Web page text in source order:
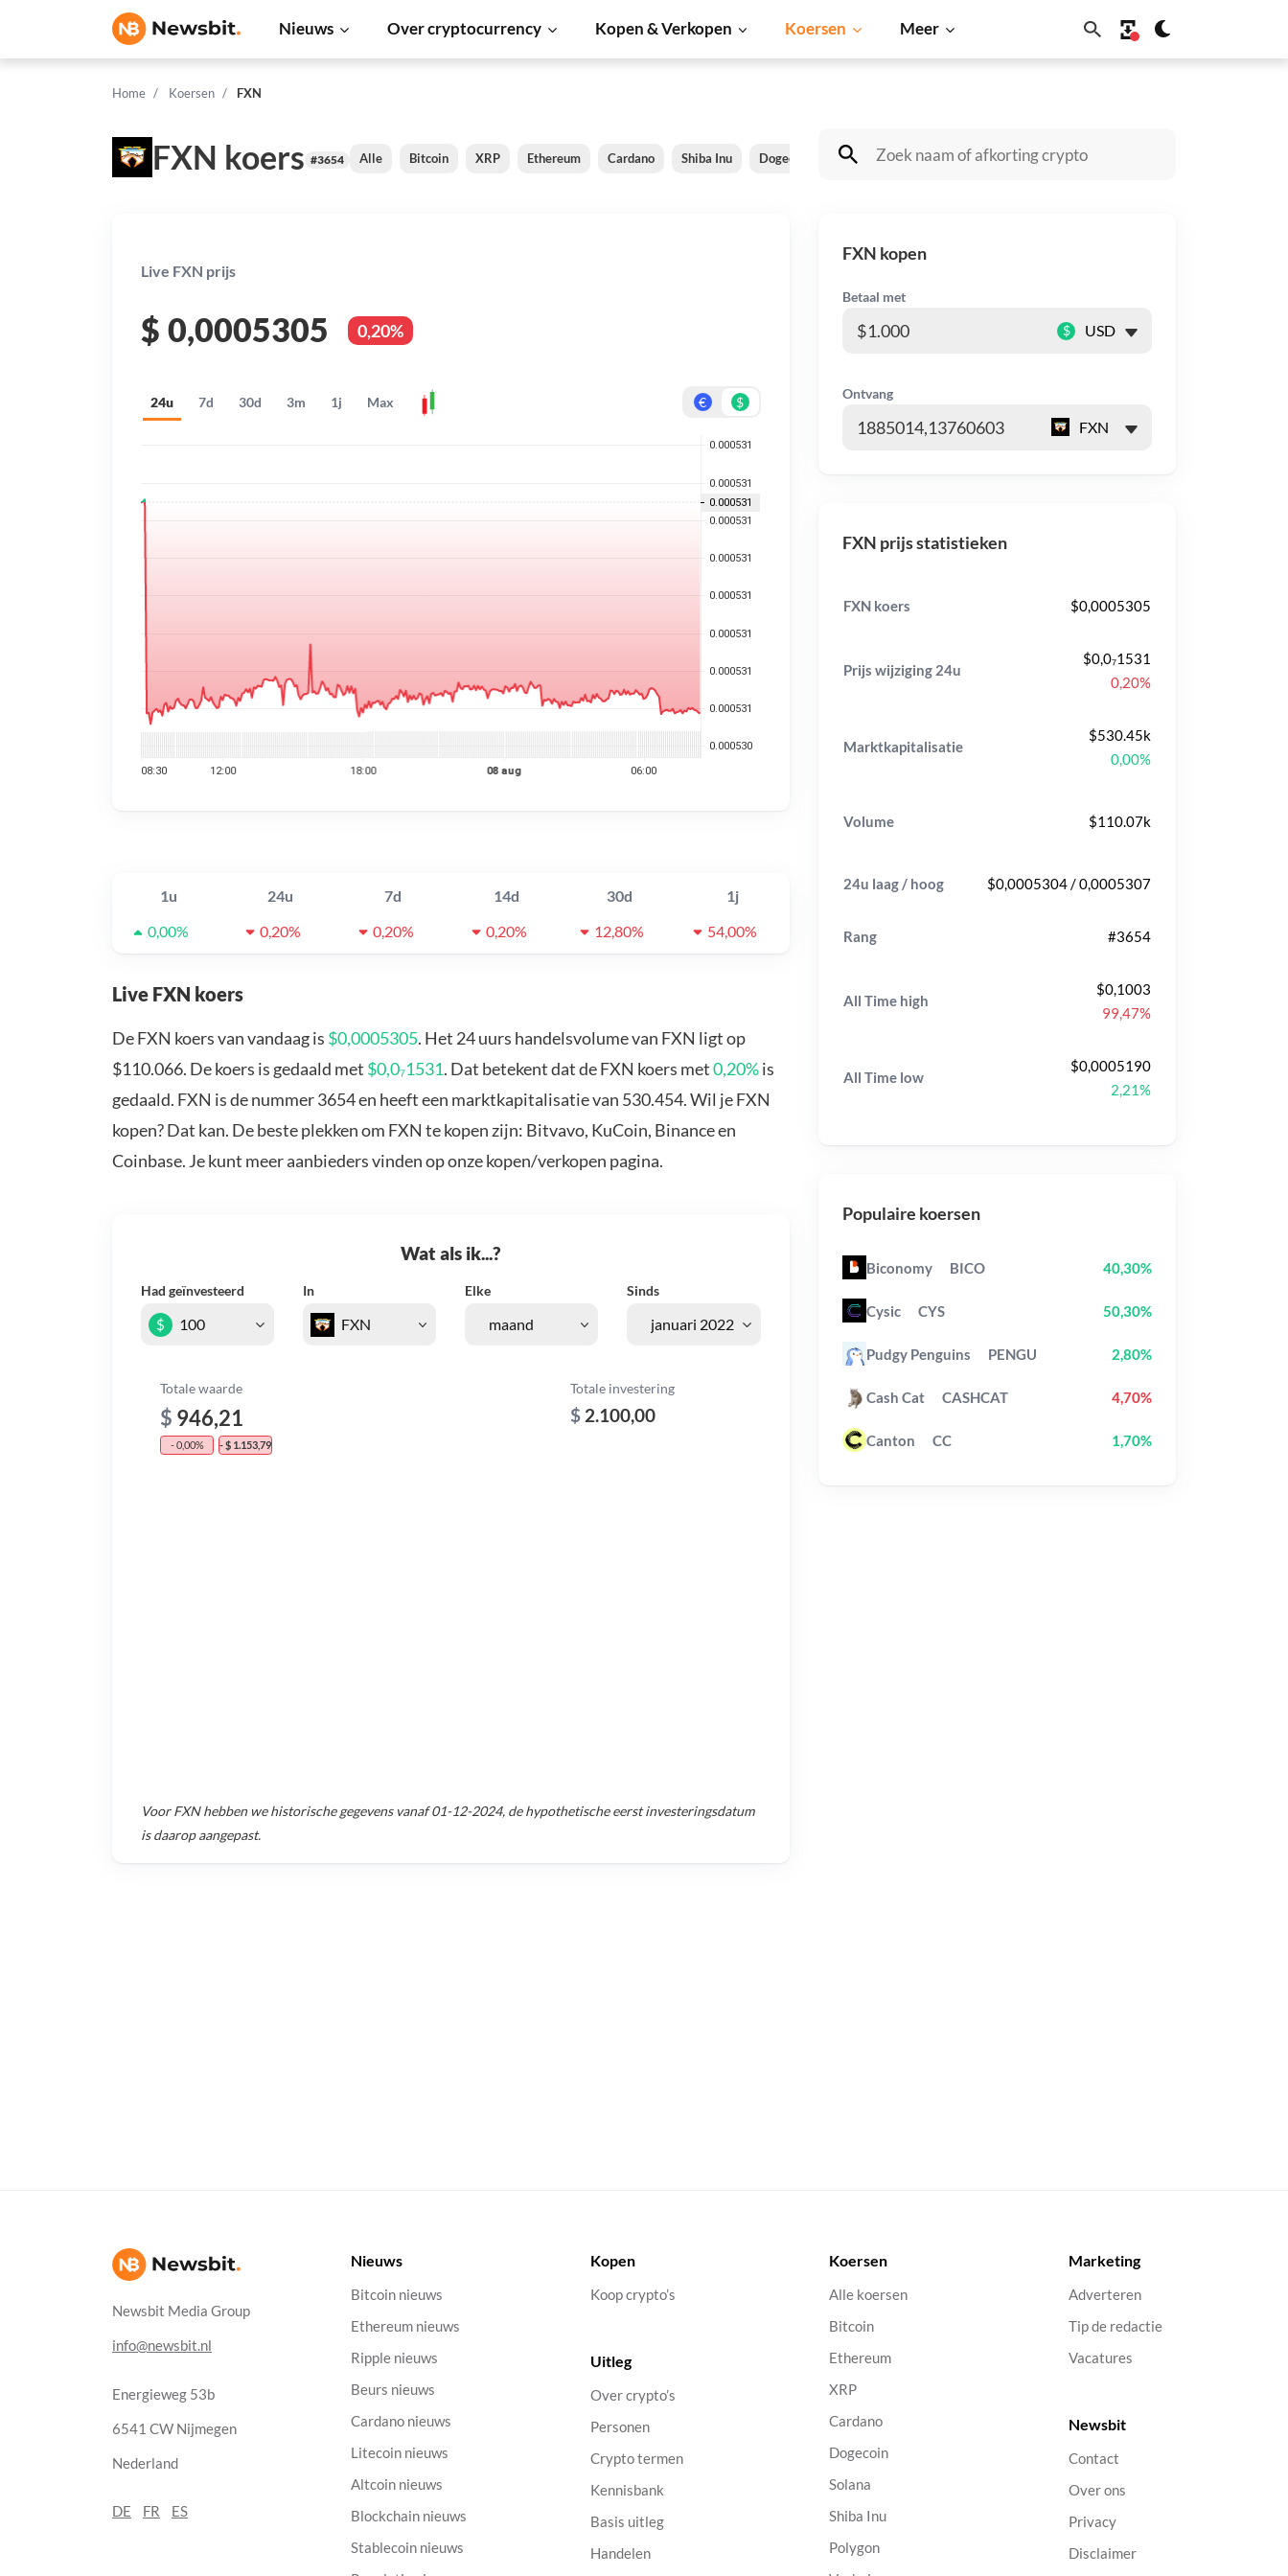
Nieuws Over cryptocurrency Kopen & Verkopen Koersen Meer
Home Koersen FXN
FXN koers #3654 Alle Bitcoin XRP Ethereum Cardano Shiba Inu Dogecoin Solana BNB
Live FXN prijs
$ 0,0005305 0,20%
24u 7d 30d 3m 1j Max € $
1u 24u 7d 14d 30d
1j
0,00%
0,20% 0,20% 0,20% 12,80% 54,00%
Live FXN koers
De FXN koers van vandaag is $0,0005305. Het 24 uurs handelsvolume van FXN ligt op
$110.066. De koers is gedaald met $0,0₇1531. Dat betekent dat de FXN koers met0,20%is
gedaald. FXN is de nummer 3654 en heeft een marktkapitalisatie van 530.454. Wil je FXN
kopen? Dat kan. De beste plekken om FXN te kopen zijn: Bitvavo, KuCoin, Binance en
Coinbase. Je kunt meer aanbieders vinden op onze kopen/verkopen pagina.
Wat als ik...?
Had geïnvesteerd In Elke Sinds
$
Totale waarde
$ 946,21
- 0,00% - $ 1.153,79
Totale investering
$ 2.100,00
VoorFXNhebben we historische gegevens vanaf01-12-2024, de hypothetische eerst investeringsdatum
is daarop aangepast.
FXN kopen
Betaal met
$
Ontvang
FXN prijs statistieken
FXN koers $0,0005305
Prijs wijziging 24u
$0,0₇1531
0,20%
Marktkapitalisatie
$530.45k
0,00%
Volume $110.07k
24u laag / hoog $0,0005304 / 0,0005307
Rang #3654
All Time high
$0,1003
99,47%
All Time low
$0,0005190
2,21%
Populaire koersen
Biconomy BICO 40,30%
Cysic CYS 50,30%
Pudgy Penguins PENGU 2,80%
Cash Cat CASHCAT 4,70%
Canton CC 1,70%
Newsbit Media Group
info@newsbit.nl
Energieweg 53b
6541 CW Nijmegen
Nederland
DE FR ES
Nieuws
Bitcoin nieuws
Ethereum nieuws
Ripple nieuws
Beurs nieuws
Cardano nieuws
Litecoin nieuws
Altcoin nieuws
Blockchain nieuws
Stablecoin nieuws
Kopen
Koop crypto’s
Uitleg
Over crypto’s
Personen
Crypto termen
Kennisbank
Basis uitleg
Handelen
Koersen
Alle koersen
Bitcoin
Ethereum
XRP
Cardano
Dogecoin
Solana
Shiba Inu
Polygon
Marketing
Adverteren
Tip de redactie
Vacatures
Newsbit
Contact
Over ons
Privacy
Disclaimer